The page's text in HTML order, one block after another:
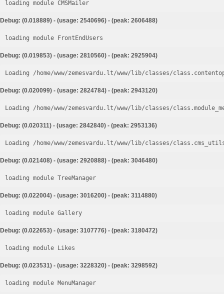
loading module CMSMailer
Debug: (0.018889) - (usage: 2540696) - (peak: 2606488)
loading module FrontEndUsers
Debug: (0.019853) - (usage: 2810560) - (peak: 2925904)
Loading /home/www/zemesvardu.lt/www/lib/classes/
Debug: (0.020099) - (usage: 2824784) - (peak: 2943120)
Loading /home/www/zemesvardu.lt/www/lib/classes/
Debug: (0.020311) - (usage: 2842840) - (peak: 2953136)
Loading /home/www/zemesvardu.lt/www/lib/classes/
Debug: (0.021408) - (usage: 2920888) - (peak: 3046480)
loading module TreeManager
Debug: (0.022004) - (usage: 3016200) - (peak: 3114880)
loading module Gallery
Debug: (0.022653) - (usage: 3107776) - (peak: 3180472)
loading module Likes
Debug: (0.023531) - (usage: 3228320) - (peak: 3298592)
loading module MenuManager